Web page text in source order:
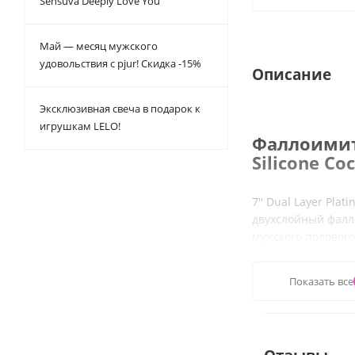
Описание
Silicone
7'' Dual Layer
двухслойный
Фаллоимитатор
изготовлен из
Показать все
Май — месяц мужского
удовольствия с pjur! Скидка -15%
Эксклюзивная свеча в подарок к
игрушкам LELO!